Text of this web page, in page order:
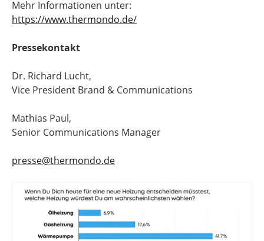
Mehr Informationen unter:
https://www.thermondo.de/
Pressekontakt
Dr. Richard Lucht,
Vice President Brand & Communications
Mathias Paul,
Senior Communications Manager
presse@thermondo.de